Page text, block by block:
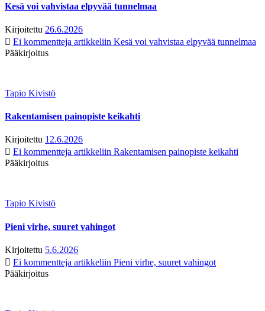
Kesä voi vahvistaa elpyvää tunnelmaa
Kirjoitettu 26.6.2026
Ei kommentteja artikkeliin Kesä voi vahvistaa elpyvää tunnelmaa
Pääkirjoitus
Tapio Kivistö
Rakentamisen painopiste keikahti
Kirjoitettu 12.6.2026
Ei kommentteja artikkeliin Rakentamisen painopiste keikahti
Pääkirjoitus
Tapio Kivistö
Pieni virhe, suuret vahingot
Kirjoitettu 5.6.2026
Ei kommentteja artikkeliin Pieni virhe, suuret vahingot
Pääkirjoitus